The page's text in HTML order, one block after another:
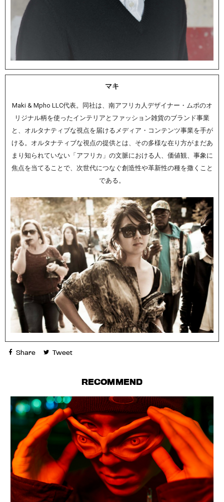
マキ
Maki & Mpho LLC代表。同社は、南アフリカ人デザイナー・ムポのオ
リジナル柄を使ったインテリアとファッション雑貨のブランド事業
と、オルタナティブな視点を届けるメディア・コンテンツ事業を手が
ける。オルタナティブな視点の提供とは、その多様な在り方がまだあ
まり知られていない「アフリカ」の文脈における人、価値観、事象に
焦点を当てることで、次世代につなぐ創造性や革新性の種を撒くこと
である。
Share Tweet
RECOMMEND